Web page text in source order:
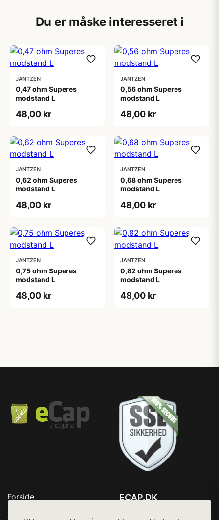
Du er måske interesseret i
JANTZEN
0,47 ohm Superes
modstand L
48,00 kr
JANTZEN
0,56 ohm Superes
modstand L
48,00 kr
JANTZEN
0,62 ohm Superes
modstand L
48,00 kr
JANTZEN
0,68 ohm Superes
modstand L
48,00 kr
JANTZEN
0,75 ohm Superes
modstand L
48,00 kr
JANTZEN
0,82 ohm Superes
modstand L
48,00 kr
Forside
ECAP.DK